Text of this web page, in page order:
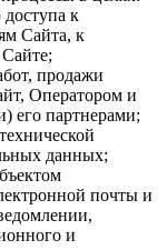
к
Сайта, к
продажи
Оператором и
его партнерами;
данных;
почты и
и